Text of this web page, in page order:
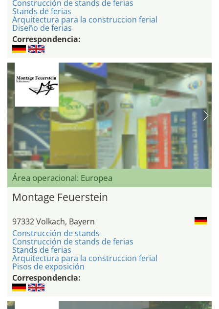
Construcción de stands de ferias
Stands de ferias
Arquitectura para la construccion ferial
Diseño de ferias
Correspondencia:
Área operacional: Europea
Montage Feuerstein
97332 Volkach, Bayern
Construcción de stands
Construcción de stands de ferias
Stands de ferias
Arquitectura para la construccion ferial
Pisos de exposición
Correspondencia: